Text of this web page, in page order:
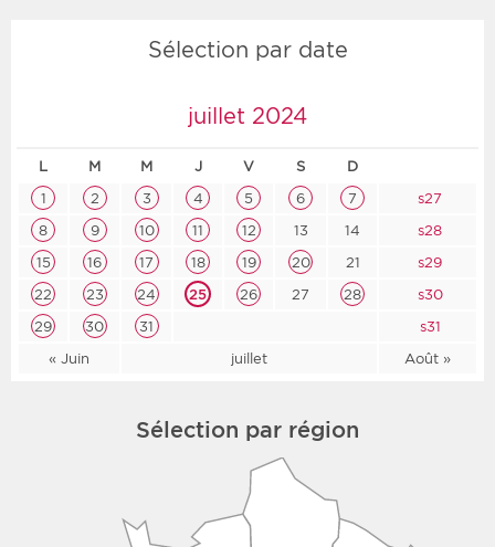
Sélection par date
juillet 2024
L M M J V S D
« Juin juillet Août »
1 2 3 4 5 6 7
s27
8
9 10 11 12 13 14
s28
15
16 17 18 19 20 21
s29
22
23 24 25 26 27 28
s30
29
30 31 s31
Sélection par région